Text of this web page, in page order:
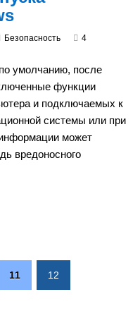
Безопасность
4
умолчанию, после
функции
и подключаемых к
системы или при
может
вредоносного
11 12